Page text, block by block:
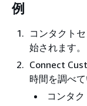
例
コンタクト
始されます。
Connect
時間を調べて
コンタク